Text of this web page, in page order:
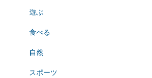
遊ぶ
食べる
自然
スポーツ